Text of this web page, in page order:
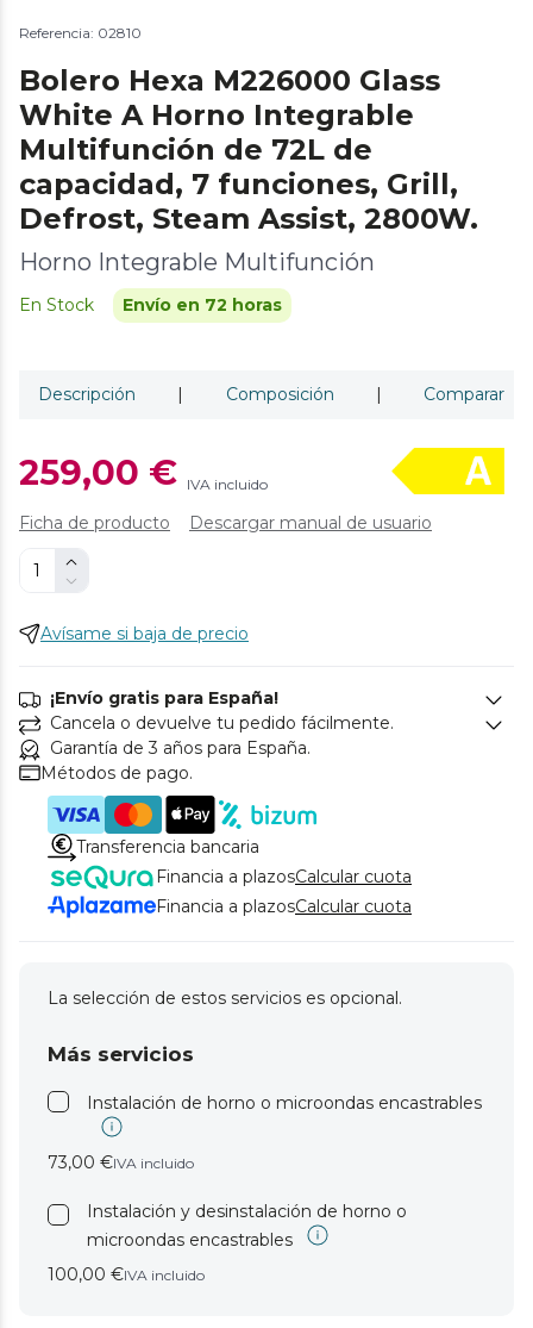
Referencia: 02810
Bolero Hexa M226000 Glass
White A Horno Integrable
Multifunción de 72L de
capacidad, 7 funciones, Grill,
Defrost, Steam Assist, 2800W.
Horno Integrable Multifunción
En Stock Envío en 72 horas
Descripción | Composición | Comparar
259,00 € IVA incluido
Ficha de producto Descargar manual de usuario
Avísame si baja de precio
¡Envío gratis para España!
Cancela o devuelve tu pedido fácilmente.
Garantía de 3 años para España.
Métodos de pago.
Transferencia bancaria
Financia a plazosCalcular cuota
Financia a plazosCalcular cuota
La selección de estos servicios es opcional.
Más servicios
Instalación de horno o microondas encastrables
73,00 €IVA incluido
Instalación y desinstalación de horno o
microondas encastrables
100,00 €IVA incluido